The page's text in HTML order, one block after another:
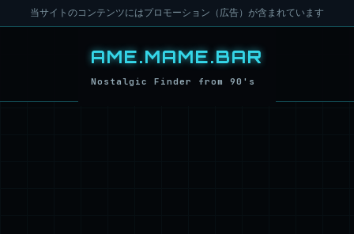
当サイトのコンテンツにはプロモーション（広告）が含まれています